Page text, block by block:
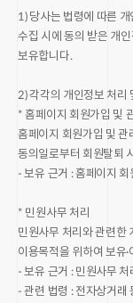
1) 당사는 법령에 따른
수집 시에 동의 받은 개
보유합니다.
2) 각각의 개인정보 처리
* 홈페이지 회원가입 및
홈페이지 회원가입 및 관
동의일로부터 회원탈퇴
- 보유 근거 : 홈페이지 회
* 민원사무 처리
민원사무 처리와 관련한
이용목적을 위하여 보유·
- 보유 근거 : 민원사무 처
- 관련 법령 : 전자상거래